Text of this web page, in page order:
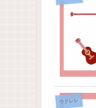
ウクレレ